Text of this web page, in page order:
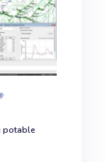
potable